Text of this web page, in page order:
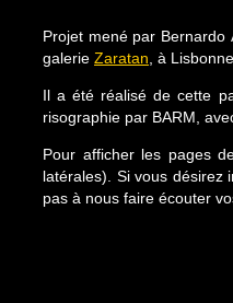
Projet mené par
galerie Zaratan , à Lisbonne.
Il a été réalisé de cette
risographie par BARM,
Pour afficher les pages
latérales). Si vous
pas à nous faire écouter